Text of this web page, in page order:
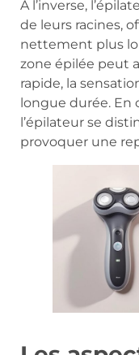
À l’inverse,
de leurs racines,
nettement plus
zone épilée peut
rapide, la
longue durée. En
l’épilateur se
provoquer une